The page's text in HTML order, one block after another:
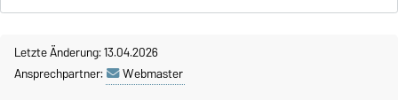
Letzte Änderung: 13.04.2026
Ansprechpartner:
Webmaster